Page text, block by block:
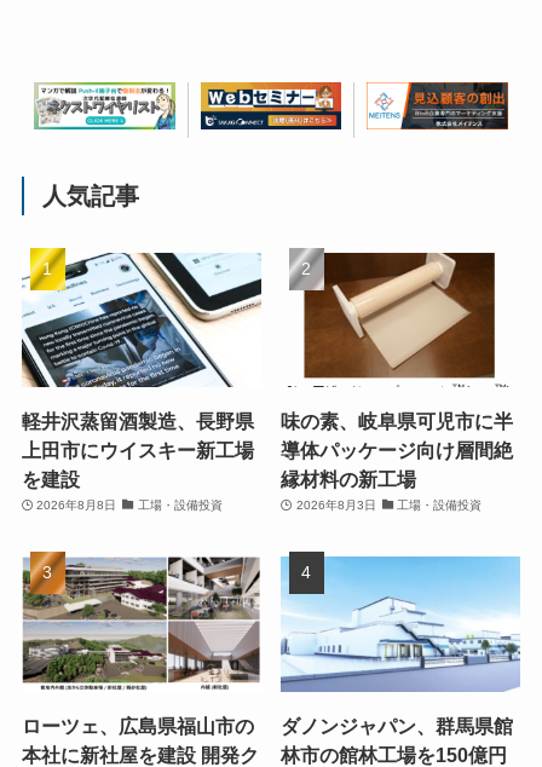
人気記事
軽井沢蒸留酒製造、長野県
上田市にウイスキー新工場
を建設
2026年8月8日 工場・設備投資
味の素、岐阜県可児市に半
導体パッケージ向け層間絶
縁材料の新工場
2026年8月3日 工場・設備投資
ローツェ、広島県福山市の
本社に新社屋を建設 開発ク
ダノンジャパン、群馬県館
林市の館林工場を150億円